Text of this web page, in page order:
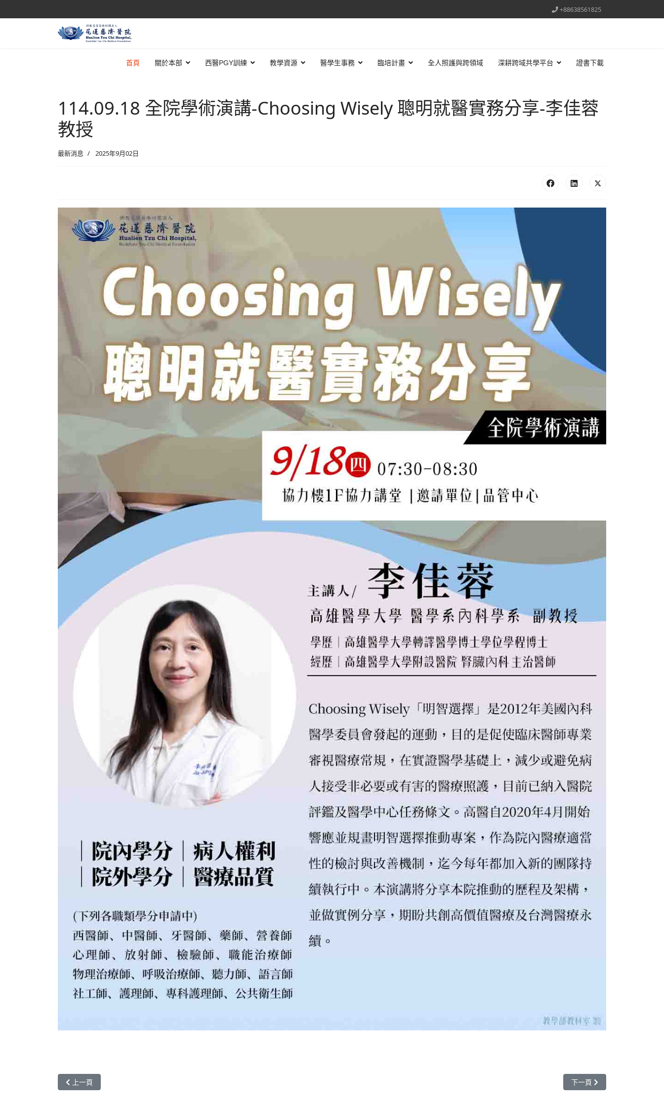
+88638561825
首頁 關於本部 西醫PGY訓練 教學資源 醫學生事務 臨培計畫 全人照護與跨領域 深耕跨域共學平台 證書下載
114.09.18 全院學術演講-Choosing Wisely 聰明就醫實務分享-李佳蓉
教授
最新消息 2025年9月02日
上一篇文章: 114.09.25 全院學術演講-學看病人、去問AI 年輕醫師的嶄新習醫之道-陳偉德教授
上一頁 下一篇文章: 114.09.11 全院
下一頁